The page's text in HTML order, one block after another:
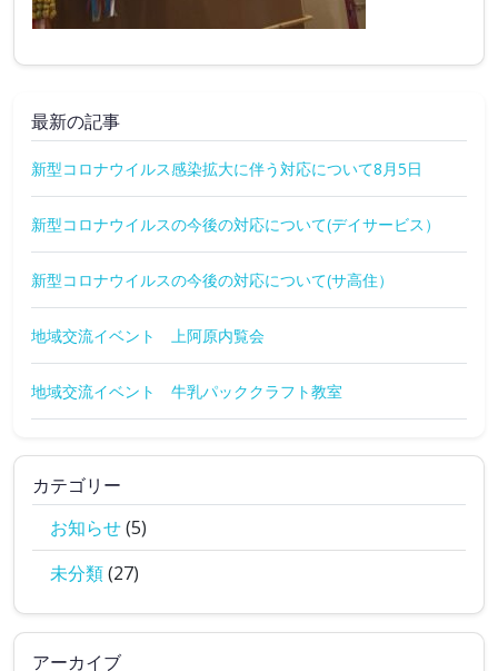
最新の記事
新型コロナウイルス感染拡大に伴う対応について8月5日
新型コロナウイルスの今後の対応について(デイサービス）
新型コロナウイルスの今後の対応について(サ高住）
地域交流イベント 上阿原内覧会
地域交流イベント 牛乳パッククラフト教室
カテゴリー
お知らせ(5)
未分類(27)
アーカイブ